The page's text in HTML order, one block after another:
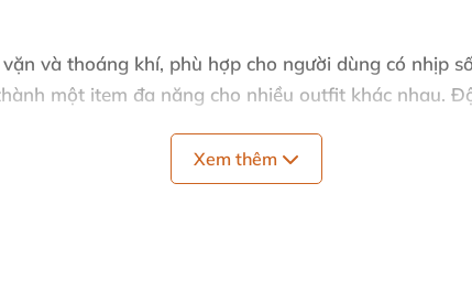
và thoáng khí, phù hợp cho người dùng có nhịp
một item đa năng cho nhiều outfit khác nhau.
cao từ một thương hiệu uy tín, đem lại cảm giác sử
Xem thêm